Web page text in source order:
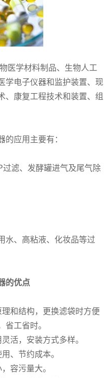
医学材料制品、生物人工
学电子仪器和监护装置、现
、康复工程技术和装置、组
的应用主要有：
滤、发酵罐进气及尾气除
水、高粘液、化妆品等过
的优点
和结构，更换滤袋时方便
省工省时。
活，安装方式多样。
、节约成本。
容污量大。